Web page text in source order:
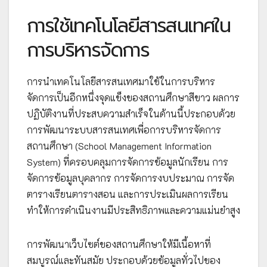
การใช้เทคโนโลยีสารสนเทศใน
การบริหารจัดการ
การนำเทคโนโลยีสารสนเทศมาใช้ในการบริหาร
จัดการเป็นอีกหนึ่งจุดแข็งของสถานศึกษาสีขาว ผลการ
ปฏิบัติงานที่ประสบความสำเร็จในด้านนี้ประกอบด้วย
การพัฒนาระบบสารสนเทศเพื่อการบริหารจัดการ
สถานศึกษา (School Management Information
System) ที่ครอบคลุมการจัดการข้อมูลนักเรียน การ
จัดการข้อมูลบุคลากร การจัดการงบประมาณ การจัด
ตารางเรียนตารางสอน และการประเมินผลการเรียน
ทำให้การดำเนินงานมีประสิทธิภาพและความแม่นยำสูง
การพัฒนาเว็บไซต์ของสถานศึกษาให้มีเนื้อหาที่
สมบูรณ์และทันสมัย ประกอบด้วยข้อมูลทั่วไปของ